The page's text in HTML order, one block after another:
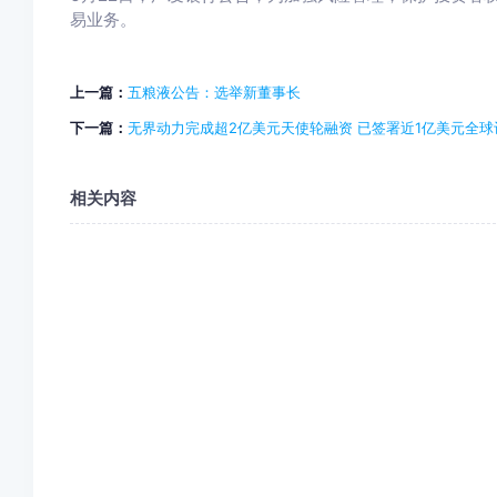
易业务。
上一篇： 五粮液公告：选举新董事长
下一篇： 无界动力完成超2亿美元天使轮融资 已签署近1亿美元全球
相关内容